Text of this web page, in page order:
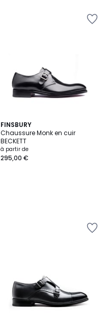
FINSBURY
Chaussure Monk en cuir
BECKETT
à partir de
295,00 €